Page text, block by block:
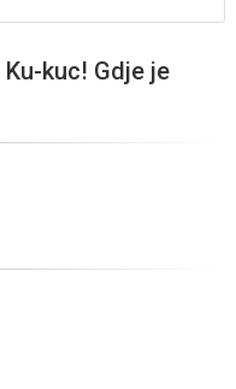
kuc! Gdje je